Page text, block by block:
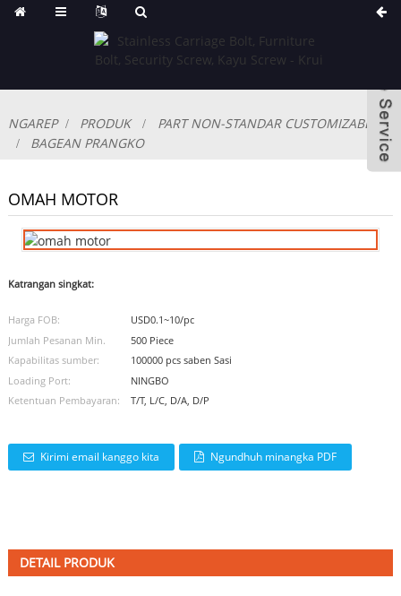
NGAREP PRODUK
PART NON-STANDAR CUSTOMIZABLE
BAGEAN PRANGKO
OMAH MOTOR
Katrangan singkat:
Harga FOB:
USD0.1~10/pc
Jumlah Pesanan Min.
500 Piece
Kapabilitas sumber:
100000 pcs saben Sasi
Loading Port:
NINGBO
Ketentuan Pembayaran:
T/T, L/C, D/A, D/P
Kirimi email kanggo kita Ngundhuh minangka PDF
DETAIL PRODUK